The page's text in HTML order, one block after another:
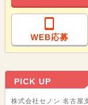
WEB応募
PICK UP
株式会社セノン 名古屋